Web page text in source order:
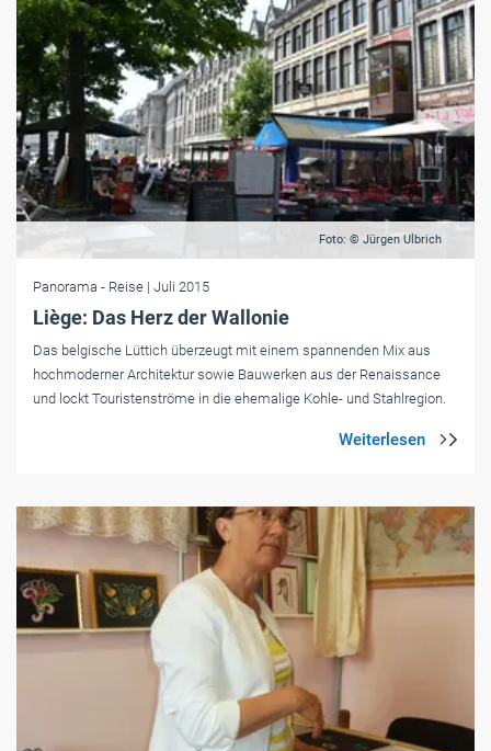
Foto: © Jürgen Ulbrich
Panorama - Reise | Juli 2015
Liège: Das Herz der Wallonie
Das belgische Lüttich überzeugt mit einem spannenden Mix aus
hochmoderner Architektur sowie Bauwerken aus der Renaissance
und lockt Touristenströme in die ehemalige Kohle- und Stahlregion.